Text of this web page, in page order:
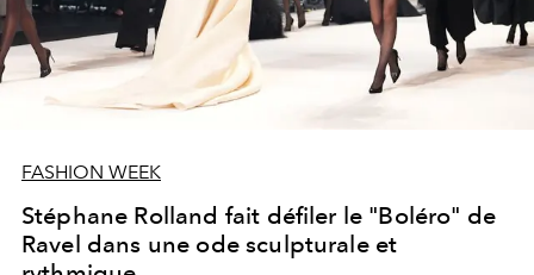
FASHION WEEK
Stéphane Rolland fait défiler le "Boléro" de
Ravel dans une ode sculpturale et